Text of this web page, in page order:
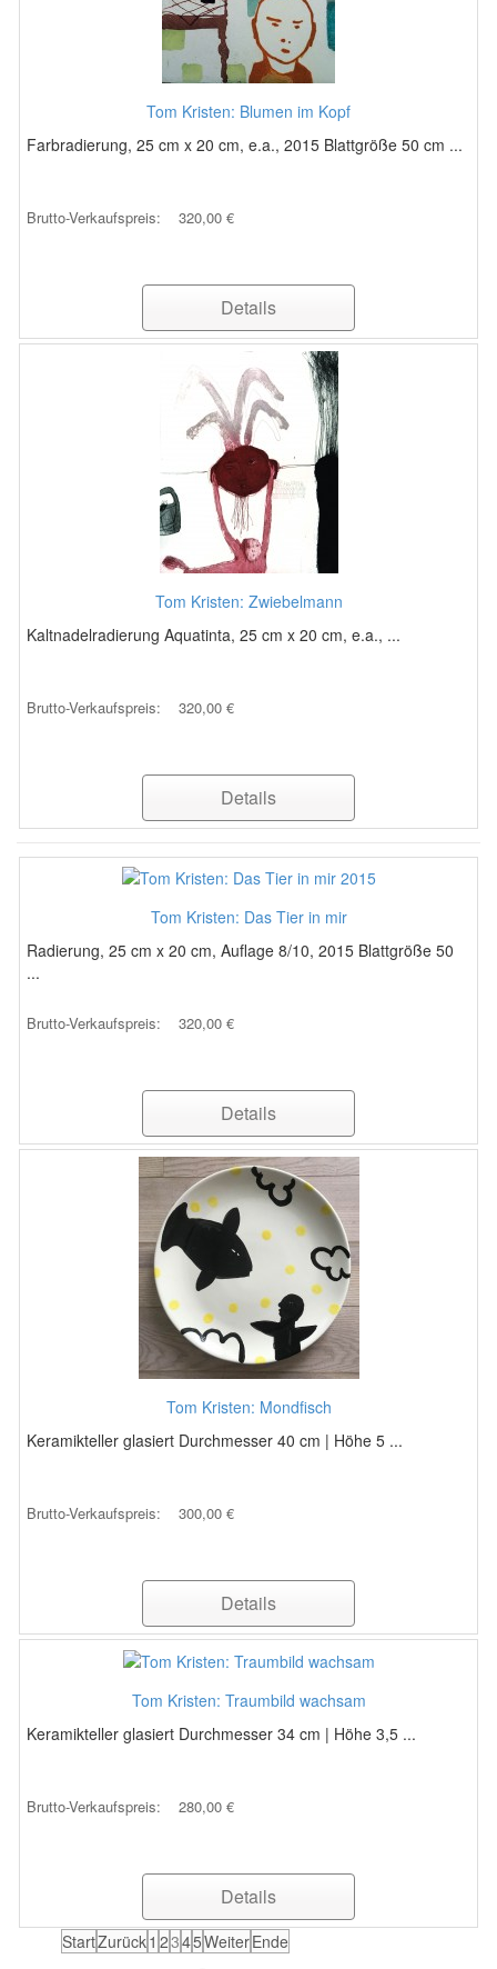
Tom Kristen: Blumen im Kopf
Farbradierung, 25 cm x 20 cm, e.a., 2015 Blattgröße 50 cm ...
Brutto-Verkaufspreis: 320,00 €
Details
Tom Kristen: Zwiebelmann
Kaltnadelradierung Aquatinta, 25 cm x 20 cm, e.a., ...
Brutto-Verkaufspreis: 320,00 €
Details
Tom Kristen: Das Tier in mir
Radierung, 25 cm x 20 cm, Auflage 8/10, 2015 Blattgröße 50
...
Brutto-Verkaufspreis: 320,00 €
Details
Tom Kristen: Mondfisch
Keramikteller glasiert Durchmesser 40 cm | Höhe 5 ...
Brutto-Verkaufspreis: 300,00 €
Details
Tom Kristen: Traumbild wachsam
Keramikteller glasiert Durchmesser 34 cm | Höhe 3,5 ...
Brutto-Verkaufspreis: 280,00 €
Details
StartZurück1 2345WeiterEnde